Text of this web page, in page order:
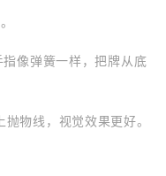
指像弹簧一样，把牌从底
物线，视觉效果更好。